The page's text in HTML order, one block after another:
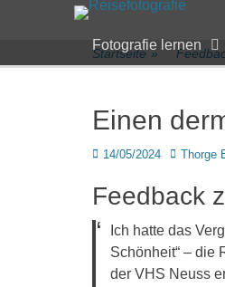
zum
überspringen
Primärmenü
Fotografie lernen
Startseite »
Einen
Veröffentlicht
14/05/2024 Author
Thorge
Feedback
Ich hatte das
Schönheit“ – die
der VHS Neuss